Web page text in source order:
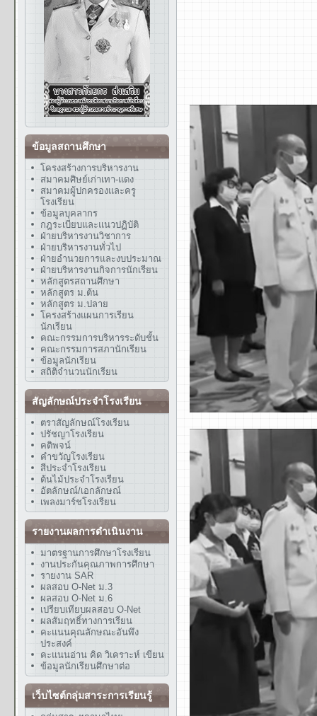
ข้อมูลสถานศึกษา
โครงสร้างการบริหารงาน
สมาคมศิษย์เก่าเทา-แดง
สมาคมผู้ปกครองและครู
โรงเรียน
ข้อมูลบุคลากร
กฎระเบียบและแนวปฏิบัติ
ฝ่ายบริหารงานวิชาการ
ฝ่ายบริหารงานทั่วไป
ฝ่ายอำนวยการและงบประมาณ
ฝ่ายบริหารงานกิจการนักเรียน
หลักสูตรสถานศึกษา
หลักสูตร ม.ต้น
หลักสูตร ม.ปลาย
โครงสร้างแผนการเรียน
นักเรียน
คณะกรรมการบริหารระดับชั้น
คณะกรรมการสภานักเรียน
ข้อมูลนักเรียน
สถิติจำนวนนักเรียน
สัญลักษณ์ประจำโรงเรียน
ตราสัญลักษณ์โรงเรียน
ปรัชญาโรงเรียน
คติพจน์
คำขวัญโรงเรียน
สีประจำโรงเรียน
ต้นไม้ประจำโรงเรียน
อัตลักษณ์/เอกลักษณ์
เพลงมาร์ชโรงเรียน
รายงานผลการดำเนินงาน
มาตรฐานการศึกษาโรงเรียน
งานประกันคุณภาพการศึกษา
รายงาน SAR
ผลสอบ O-Net ม.3
ผลสอบ O-Net ม.6
เปรียบเทียบผลสอบ O-Net
ผลสัมฤทธิ์ทางการเรียน
คะแนนคุณลักษณะอันพึง
ประสงค์
คะแนนอ่าน คิด วิเคราะห์ เขียน
ข้อมูลนักเรียนศึกษาต่อ
เว็บไซต์กลุ่มสาระการเรียนรู้